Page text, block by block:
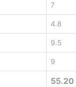
7
4.8
9.5
9
55.20